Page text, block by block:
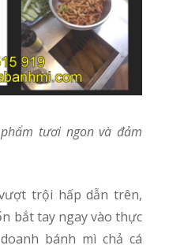
bắt tay ngay vào thực
bánh mì chả cá